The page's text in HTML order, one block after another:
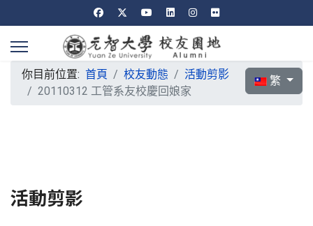
選擇你的語言
繁
你目前位置: 首頁 校友動態
活動剪影
20110312 工管系友校慶回娘家
活動剪影